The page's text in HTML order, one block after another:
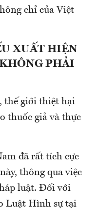
chỉ của Việt
XUẤT HIỆN
PHẢI
thế giới thiệt hại
thuốc giả và thực
đã rất tích cực
thông qua việc
luật. Đối với
Luật Hình sự tại